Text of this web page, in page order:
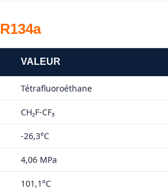
R134a
VALEUR
Tétrafluoroéthane
CH₂F-CF₃
-26,3°C
4,06 MPa
101,1°C